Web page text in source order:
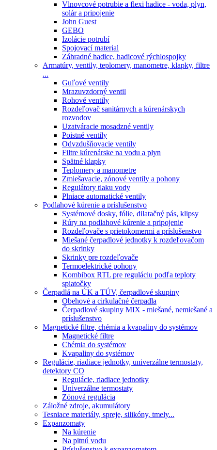
Vlnovcové potrubie a flexi hadice - voda, plyn,
solár a pripojenie
John Guest
GEBO
Izolácie potrubí
Spojovací material
Záhradné hadice, hadicové rýchlospojky
Armatúry, ventily, teplomery, manometre, klapky, filtre
...
Guľové ventily
Mrazuvzdorný ventil
Rohové ventily
Rozdeľovač sanitárnych a kúrenárskych
rozvodov
Uzatváracie mosadzné ventily
Poistné ventily
Odvzdušňovacie ventily
Filtre kúrenárske na vodu a plyn
Spätné klapky
Teplomery a manometre
Zmiešavacie, zónové ventily a pohony
Regulátory tlaku vody
Plniace automatické ventily
Podlahové kúrenie a príslušenstvo
Systémové dosky, fólie, dilatačný pás, klipsy
Rúry na podlahové kúrenie a pripojenie
Rozdeľovače s prietokomermi a príslušenstvo
Miešané čerpadlové jednotky k rozdeľovačom
do skrinky
Skrinky pre rozdeľovače
Termoelektrické pohony
Kombibox RTL pre reguláciu podľa teploty
spiatočky
Čerpadlá na ÚK a TÚV, čerpadlové skupiny
Obehové a cirkulačné čerpadla
Čerpadlové skupiny MIX - miešané, nemiešané a
príslušenstvo
Magnetické filtre, chémia a kvapaliny do systémov
Magnetické filtre
Chémia do systémov
Kvapaliny do systémov
Regulácie, riadiace jednotky, univerzálne termostaty,
detektory CO
Regulácie, riadiace jednotky
Univerzálne termostaty
Zónová regulácia
Záložné zdroje, akumulátory
Tesniace materiály, spreje, silikóny, tmely...
Expanzomaty
Na kúrenie
Na pitnú vodu